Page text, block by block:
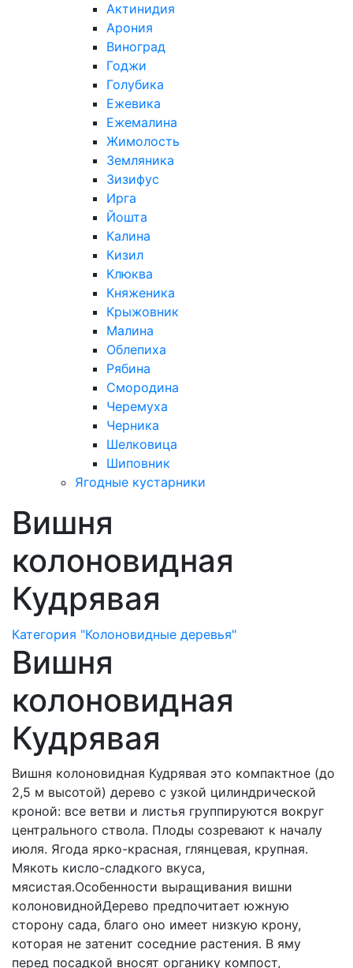
Актинидия
Арония
Виноград
Годжи
Голубика
Ежевика
Ежемалина
Жимолость
Земляника
Зизифус
Ирга
Йошта
Калина
Кизил
Клюква
Княженика
Крыжовник
Малина
Облепиха
Рябина
Смородина
Черемуха
Черника
Шелковица
Шиповник
Ягодные кустарники
Вишня
колоновидная
Кудрявая
Категория "Колоновидные деревья"
Вишня
колоновидная
Кудрявая
Вишня колоновидная Кудрявая это компактное (до
2,5 м высотой) дерево с узкой цилиндрической
кроной: все ветви и листья группируются вокруг
центрального ствола. Плоды созревают к началу
июля. Ягода ярко-красная, глянцевая, крупная.
Мякоть кисло-сладкого вкуса,
мясистая.Особенности выращивания вишни
колоновиднойДерево предпочитает южную
сторону сада, благо оно имеет низкую крону,
которая не затенит соседние растения. В яму
перед посадкой вносят органику компост,